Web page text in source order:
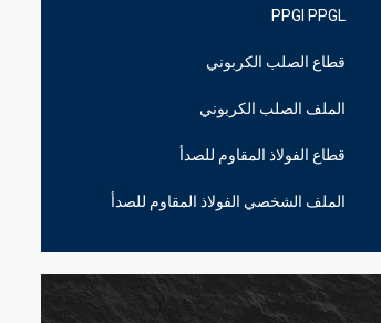
PPGI PPGL
قطاع الصلب الكربوني
الملف الصلب الكربوني
قطاع الفولاذ المقاوم للصدأ
الملف الشخصي الفولاذ المقاوم للصدأ